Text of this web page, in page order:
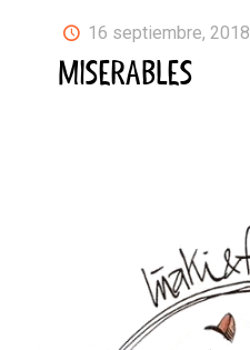
16 septiembre, 2018
MISERABLES